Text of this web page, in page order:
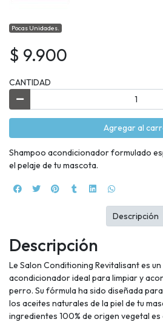
Pocas Unidades.
$ 9.900
CANTIDAD
Agregar al
Shampoo acondicionador formulado
el pelaje de tu mascota.
Descripción
Le Salon Conditioning Revitalisant es
acondicionador ideal para limpiar y
perro. Su fórmula ha sido diseñada
los aceites naturales de la piel de tu
ingredientes 100% de origen vegetal
Descripción